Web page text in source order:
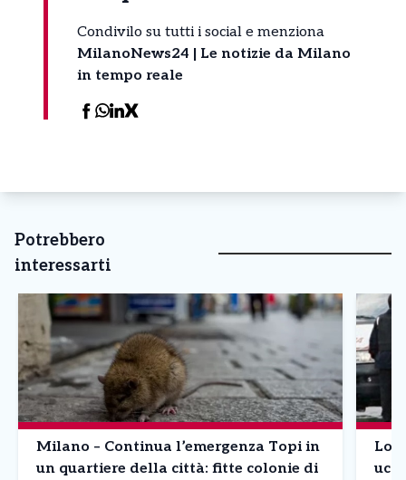
Condivilo su tutti i social e menziona
MilanoNews24 | Le notizie da Milano
in tempo reale
Potrebbero
interessarti
Milano – Continua l’emergenza Topi in
un quartiere della città: fitte colonie di